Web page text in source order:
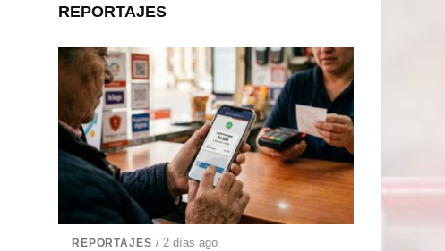
REPORTAJES
REPORTAJES / 2 días ago